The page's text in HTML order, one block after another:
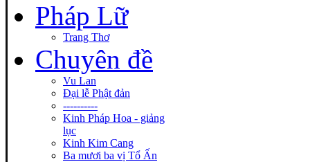
Pháp Lữ
Trang Thơ
Chuyên đề
Vu Lan
Đại lễ Phật đản
----------
Kinh Pháp Hoa - giảng
lục
Kinh Kim Cang
Ba mươi ba vị Tổ Ấn